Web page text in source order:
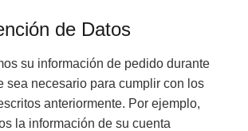
de Datos
su información de pedido durante
sea necesario para cumplir con los
anteriormente. Por ejemplo,
la información de su cuenta